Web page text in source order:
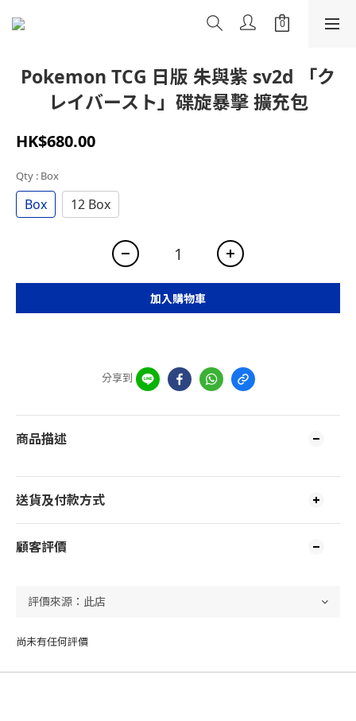
Pokemon TCG 日版 朱與紫 sv2d 「ク
レイバースト」碟旋暴擊 擴充包
HK$680.00
Qty : Box
Box 12 Box
加入購物車
分享到
商品描述
送貨及付款方式
顧客評價
尚未有任何評價